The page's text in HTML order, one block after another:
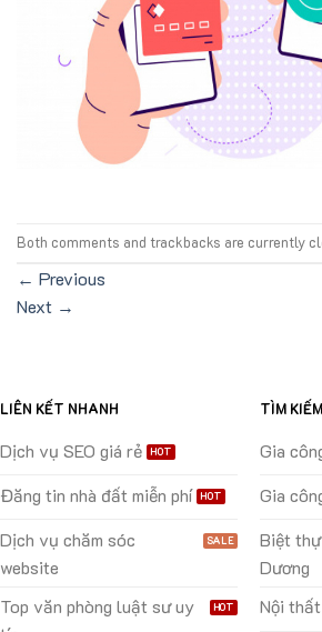
Both comments and trackbacks are currently
← Previous
Next →
LIÊN KẾT NHANH
Dịch vụ SEO giá rẻ
Đăng tin nhà đất miễn phí
Dịch vụ chăm sóc
website
Top văn phòng luật sư uy
TÌM
Gia
Gia
Biệt
Dương
Nội